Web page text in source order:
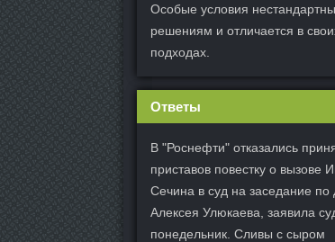
Особые условия
решениям и отличается в
подходах.
Ответы
В "Роснефти" отказались
приставов повестку о вызове
Сечина в суд на заседание по
Алексея Улюкаева, заявила
понедельник. Сливы с сыром